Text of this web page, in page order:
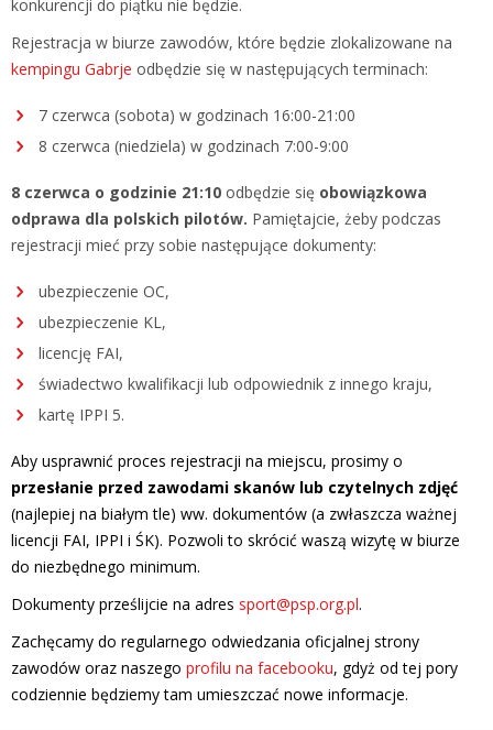
konkurencji do piątku nie będzie.
Rejestracja w biurze zawodów, które będzie zlokalizowane na
kempingu Gabrje odbędzie się w następujących terminach:
7 czerwca (sobota) w godzinach 16:00-21:00
8 czerwca (niedziela) w godzinach 7:00-9:00
8 czerwca o godzinie 21:10 odbędzie się obowiązkowa
odprawa dla polskich pilotów. Pamiętajcie, żeby podczas
rejestracji mieć przy sobie następujące dokumenty:
ubezpieczenie OC,
ubezpieczenie KL,
licencję FAI,
świadectwo kwalifikacji lub odpowiednik z innego kraju,
kartę IPPI 5.
Aby usprawnić proces rejestracji na miejscu, prosimy o
przesłanie przed zawodami skanów lub czytelnych zdjęć
(najlepiej na białym tle) ww. dokumentów (a zwłaszcza ważnej
licencji FAI, IPPI i ŚK). Pozwoli to skrócić waszą wizytę w biurze
do niezbędnego minimum.
Dokumenty prześlijcie na adres sport@psp.org.pl.
Zachęcamy do regularnego odwiedzania oficjalnej strony
zawodów oraz naszego profilu na facebooku, gdyż od tej pory
codziennie będziemy tam umieszczać nowe informacje.